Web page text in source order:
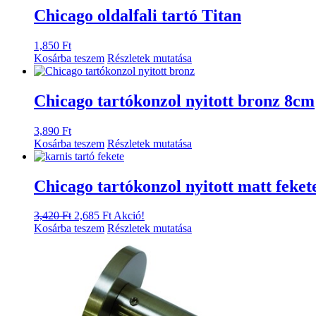
Chicago oldalfali tartó Titan
1,850 Ft
Kosárba teszem Részletek mutatása
Chicago tartókonzol nyitott bronz 8cm
3,890 Ft
Kosárba teszem Részletek mutatása
Chicago tartókonzol nyitott matt
3,420Ft Original
price
3,420 Ft.
2,685 FtCurrent
price
2,685 Ft.
Akció!
Kosárba teszem Részletek mutatása